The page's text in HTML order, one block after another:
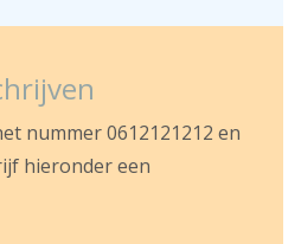
nummer 0612121212 en
hieronder een